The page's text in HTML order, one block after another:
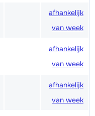
afhankelijk
van week
afhankelijk
van week
afhankelijk
van week